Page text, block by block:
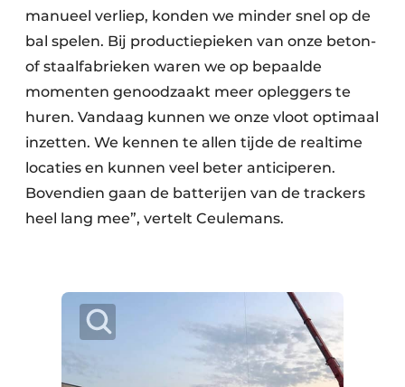
manueel verliep, konden we minder snel op de
bal spelen. Bij productiepieken van onze beton-
of staalfabrieken waren we op bepaalde
momenten genoodzaakt meer opleggers te
huren. Vandaag kunnen we onze vloot optimaal
inzetten. We kennen te allen tijde de realtime
locaties en kunnen veel beter anticiperen.
Bovendien gaan de batterijen van de trackers
heel lang mee”, vertelt Ceulemans.